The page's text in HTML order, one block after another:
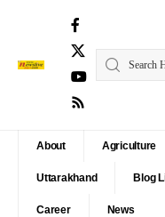
About Agriculture
Uttarakhand Blog
Career News